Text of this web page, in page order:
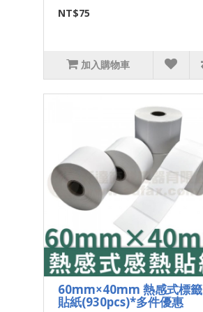
NT$75
加入購物車
60mm×40mm 熱感式標籤
貼紙(930pcs)*多件優惠